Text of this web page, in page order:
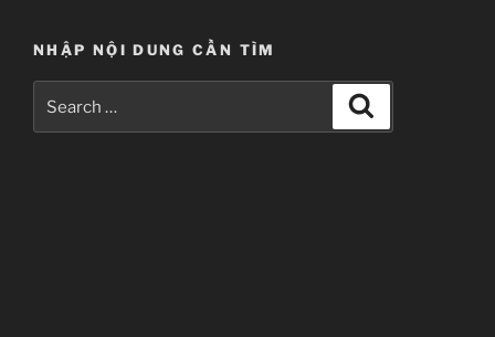
NHẬP NỘI DUNG CẦN TÌM
for: